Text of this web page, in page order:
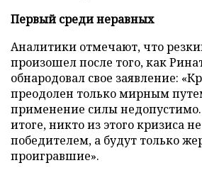
Первый среди неравных
Аналитики отмечают, что
произошел после того, как
обнародовал свое заявление:
преодолен только мирным
применение силы
итоге, никто из этого кризиса
победителем, а будут только
проигравшие».